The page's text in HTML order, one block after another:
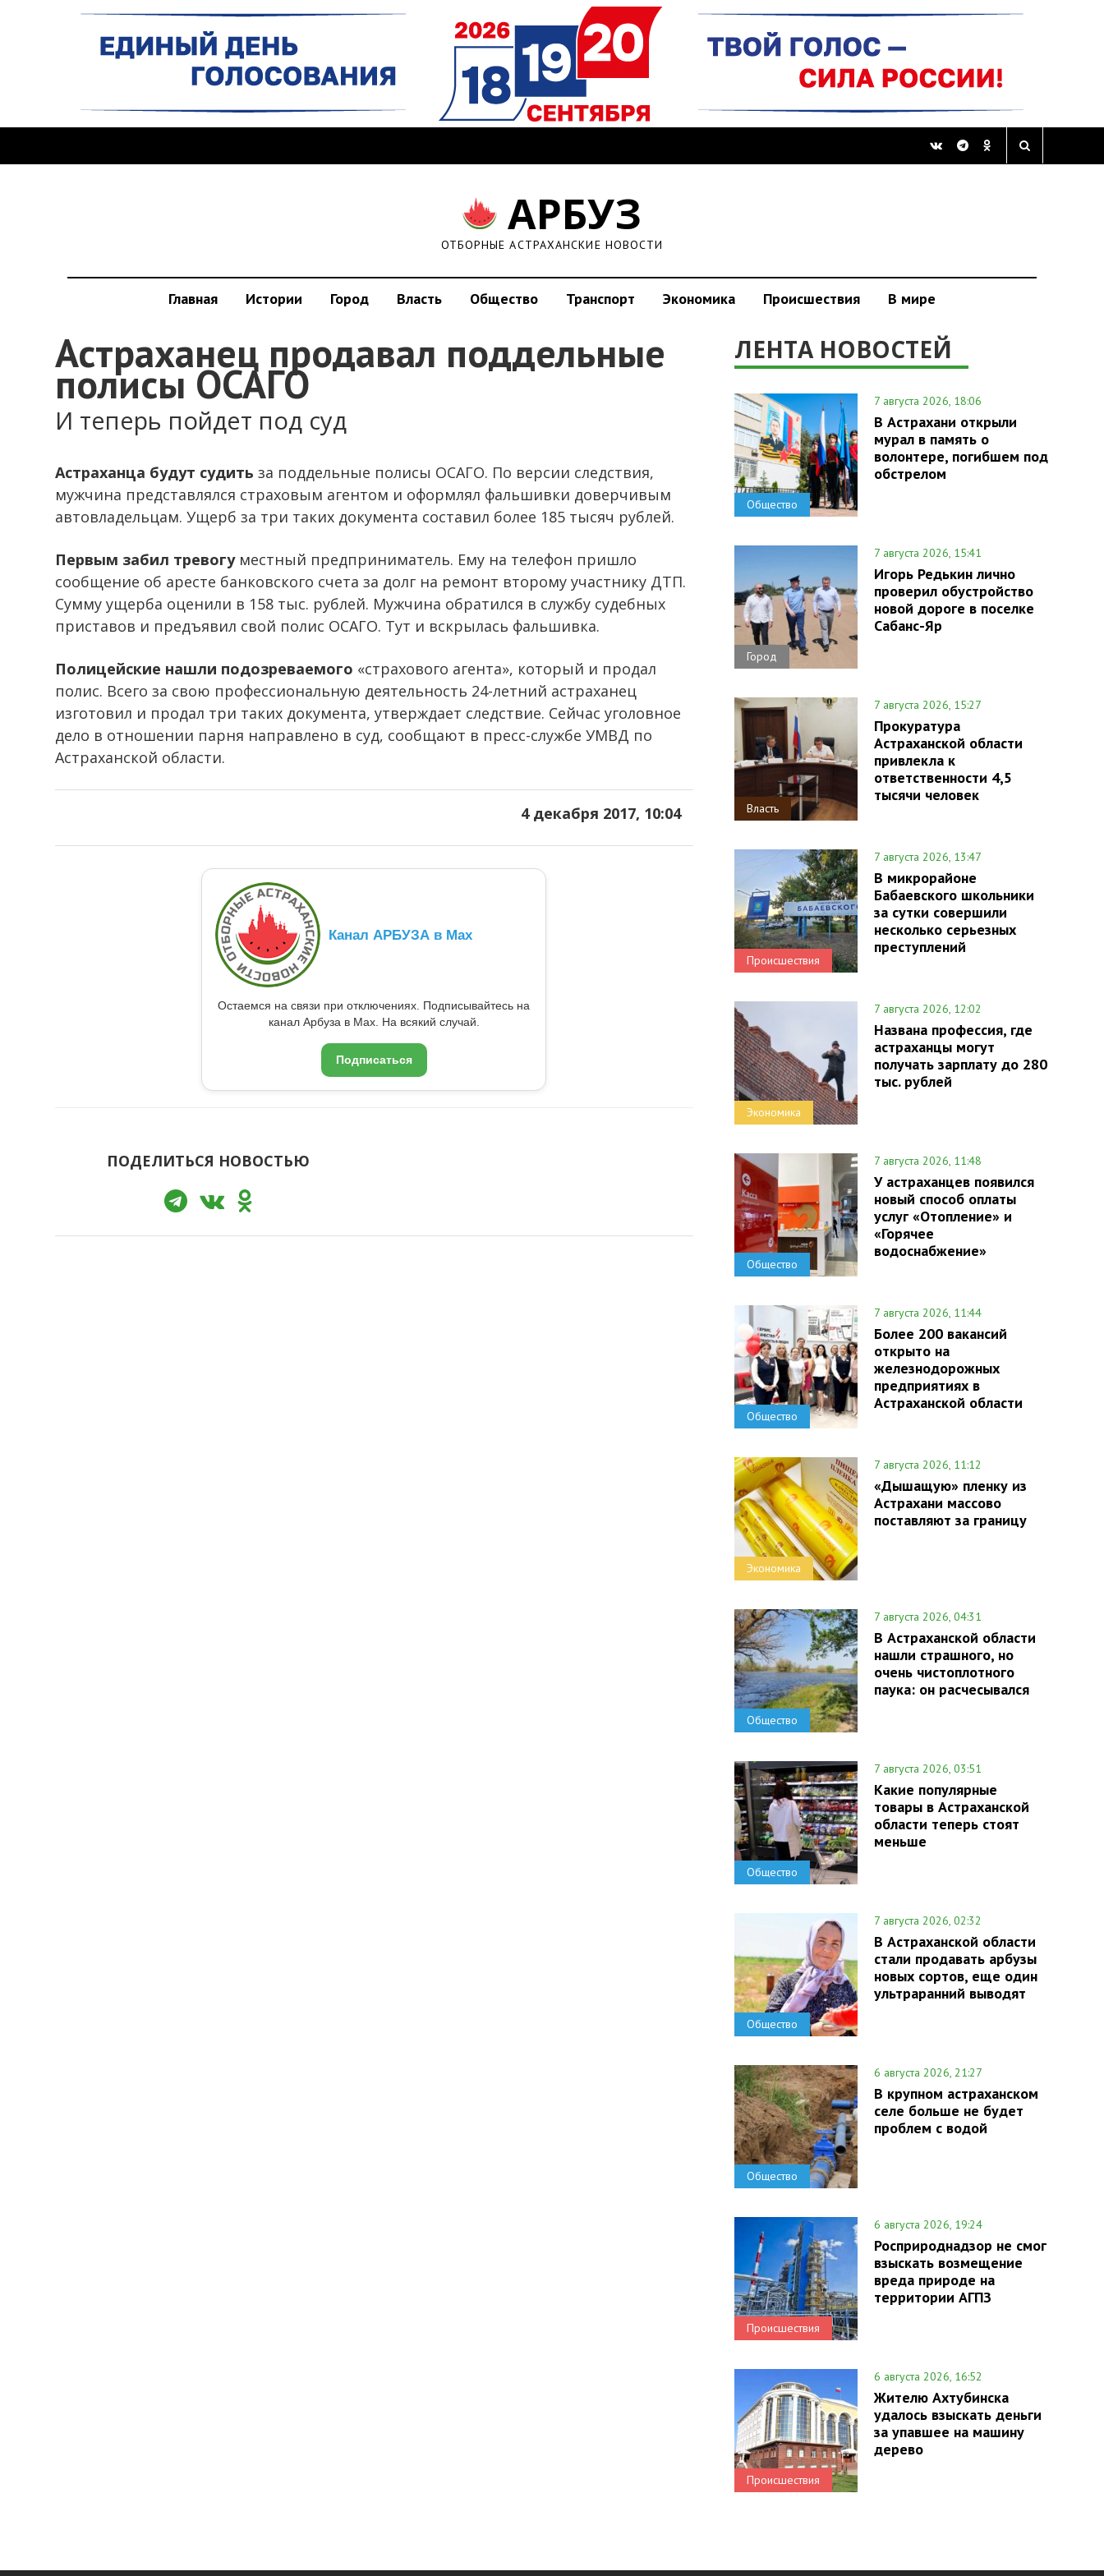
АРБУЗ
ОТБОРНЫЕ АСТРАХАНСКИЕ НОВОСТИ
Главная Истории Город Власть Общество Транспорт Экономика Происшествия В мире
Астраханец продавал поддельные
полисы ОСАГО
И теперь пойдет под суд
Астраханца будут судить за поддельные полисы ОСАГО. По версии следствия,
мужчина представлялся страховым агентом и оформлял фальшивки доверчивым
автовладельцам. Ущерб за три таких документа составил более 185 тысяч рублей.
Первым забил тревогуместный предприниматель. Ему на телефон пришло
сообщение об аресте банковского счета за долг на ремонт второму участнику ДТП.
Сумму ущерба оценили в 158 тыс. рублей. Мужчина обратился в службу судебных
приставов и предъявил свой полис ОСАГО. Тут и вскрылась фальшивка.
Полицейские нашли подозреваемого «страхового агента», который и продал
полис. Всего за свою профессиональную деятельность 24-летний астраханец
изготовил и продал три таких документа, утверждает следствие. Сейчас уголовное
дело в отношении парня направлено в суд, сообщают в пресс-службе УМВД по
Астраханской области.
4 декабря 2017, 10:04
Канал АРБУЗА в Max
Остаемся на связи при отключениях. Подписывайтесь на
канал Арбуза в Max. На всякий случай.
Подписаться
ПОДЕЛИТЬСЯ НОВОСТЬЮ
ЛЕНТА НОВОСТЕЙ
Общество
7 августа 2026, 18:06
В Астрахани открыли
мурал в память о
волонтере, погибшем под
обстрелом
Город
7 августа 2026, 15:41
Игорь Редькин лично
проверил обустройство
новой дороге в поселке
Сабанс-Яр
Власть
7 августа 2026, 15:27
Прокуратура
Астраханской области
привлекла к
ответственности 4,5
тысячи человек
Происшествия
7 августа 2026, 13:47
В микрорайоне
Бабаевского школьники
за сутки совершили
несколько серьезных
преступлений
Экономика
7 августа 2026, 12:02
Названа профессия, где
астраханцы могут
получать зарплату до 280
тыс. рублей
Общество
7 августа 2026, 11:48
У астраханцев появился
новый способ оплаты
услуг «Отопление» и
«Горячее
водоснабжение»
Общество
7 августа 2026, 11:44
Более 200 вакансий
открыто на
железнодорожных
предприятиях в
Астраханской области
Экономика
7 августа 2026, 11:12
«Дышащую» пленку из
Астрахани массово
поставляют за границу
Общество
7 августа 2026, 04:31
В Астраханской области
нашли страшного, но
очень чистоплотного
паука: он расчесывался
Общество
7 августа 2026, 03:51
Какие популярные
товары в Астраханской
области теперь стоят
меньше
Общество
7 августа 2026, 02:32
В Астраханской области
стали продавать арбузы
новых сортов, еще один
ультраранний выводят
Общество
6 августа 2026, 21:27
В крупном астраханском
селе больше не будет
проблем с водой
Происшествия
6 августа 2026, 19:24
Росприроднадзор не смог
взыскать возмещение
вреда природе на
территории АГПЗ
Происшествия
6 августа 2026, 16:52
Жителю Ахтубинска
удалось взыскать деньги
за упавшее на машину
дерево